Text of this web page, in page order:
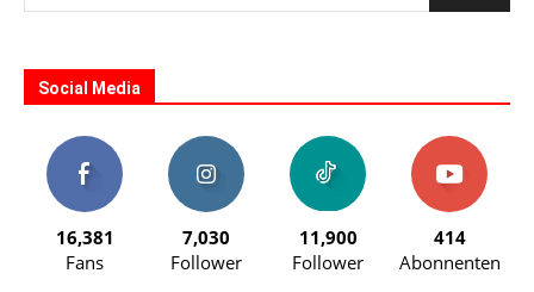
Social Media
16,381
Fans
7,030
Follower
11,900
Follower
414
Abonnenten